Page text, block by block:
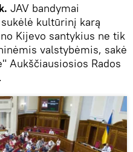
JAV bandymai
kultūrinį karą
Kijevo santykius ne tik
valstybėmis, sakė
Aukščiausiosios Rados